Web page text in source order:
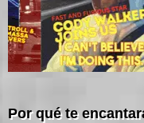
Por qué te